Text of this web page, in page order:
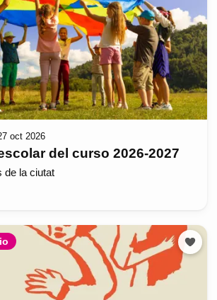
oct 2026
del curso 2026-2027
de la ciutat